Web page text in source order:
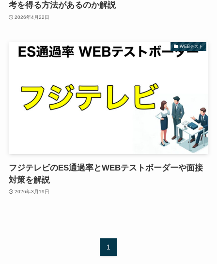
考を得る方法があるのか解説
2026年4月22日
WEBテスト
フジテレビのES通過率とWEBテストボーダーや面接
対策を解説
2026年3月19日
1